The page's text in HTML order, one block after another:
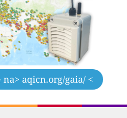
na> aqicn.org/gaia/ <